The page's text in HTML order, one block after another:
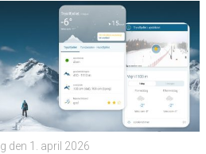
den 29. juni 2026
på vejret før skiferien. Tips til
den 1. april 2026